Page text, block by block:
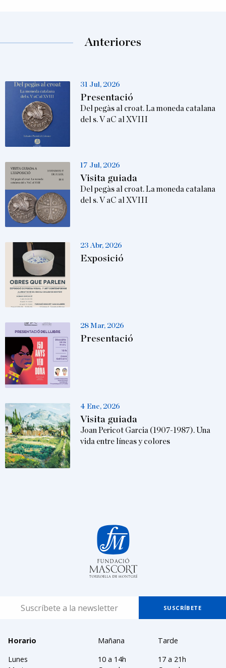
Anteriores
31 Jul, 2026
Presentació
Del pegàs al croat. La moneda catalana
del s. V aC al XVIII
17 Jul, 2026
Visita guiada
Del pegàs al croat. La moneda catalana
del s. V aC al XVIII
23 Abr, 2026
Exposició
28 Mar, 2026
Presentació
4 Ene, 2026
Visita guiada
Joan Pericot Garcia (1907-1987). Una
vida entre líneas y colores
Horario Mañana
Tarde
Lunes
10 a 14h
17 a 21h